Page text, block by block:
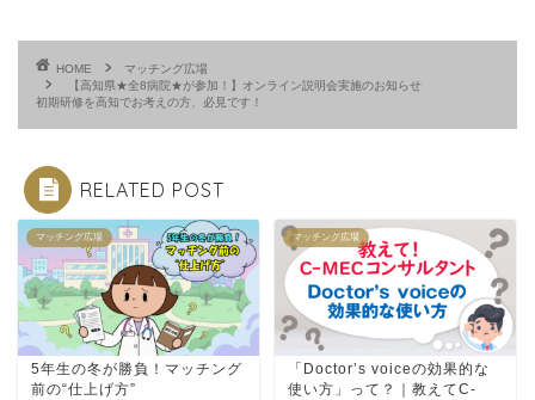
HOME
マッチング広場
【高知県★全8病院★が参加！】オンライン説明会実施のお知らせ
初期研修を高知でお考えの方、必見です！
RELATED POST
マッチング広場
5年生の冬が勝負！マッチング
前の“仕上げ方”
マッチング広場
「Doctor’s voiceの効果的な
使い方」って？｜教えてC-